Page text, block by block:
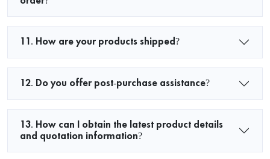
11. How are your products shipped?
12. Do you offer post-purchase assistance?
13. How can I obtain the latest product details
and quotation information?